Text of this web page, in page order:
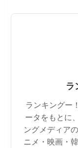
ラ
ランキングー
ータをもとに
ングメディア
ニメ・映画・